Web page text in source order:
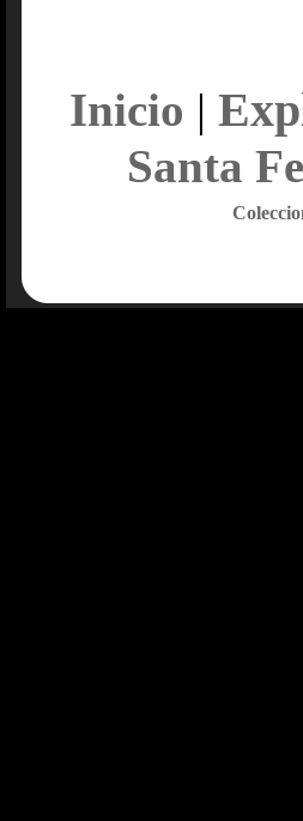
Inicio |
Santa Fe